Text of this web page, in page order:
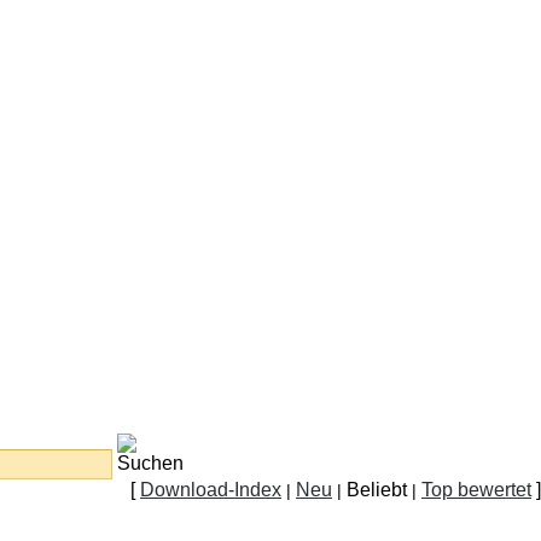
[ Download-Index Neu Beliebt Top bewertet]